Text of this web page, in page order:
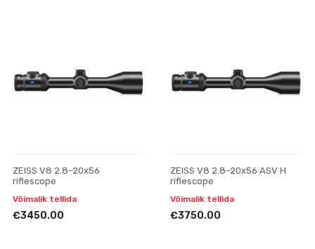
ZEISS V8 2.8–20x56
riflescope
Võimalik tellida
€3450.00
ZEISS V8 2.8–20x56 ASV H
riflescope
Võimalik tellida
€3750.00